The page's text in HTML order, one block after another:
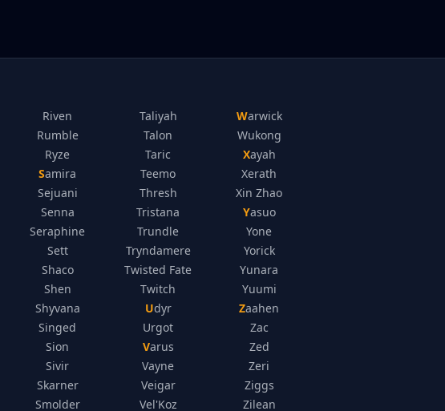
Riven
Rumble
Ryze
Samira
Sejuani
Senna
Seraphine
Sett
Shaco
Shen
Shyvana
Singed
Sion
Sivir
Skarner
Smolder
Taliyah
Talon
Taric
Teemo
Thresh
Tristana
Trundle
Tryndamere
Twisted Fate
Twitch
Udyr
Urgot
Varus
Vayne
Veigar
Vel'Koz
Warwick
Wukong
Xayah
Xerath
Xin Zhao
Yasuo
Yone
Yorick
Yunara
Yuumi
Zaahen
Zac
Zed
Zeri
Ziggs
Zilean